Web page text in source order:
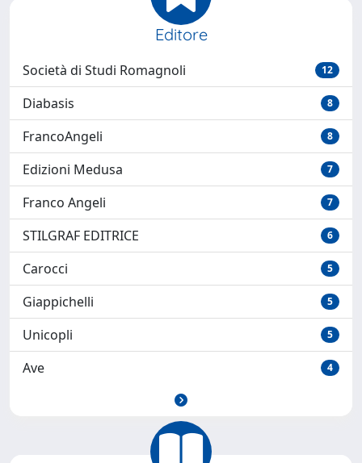
Editore
Società di Studi Romagnoli 12
Diabasis 8
FrancoAngeli 8
Edizioni Medusa 7
Franco Angeli 7
STILGRAF EDITRICE 6
Carocci 5
Giappichelli 5
Unicopli 5
Ave 4